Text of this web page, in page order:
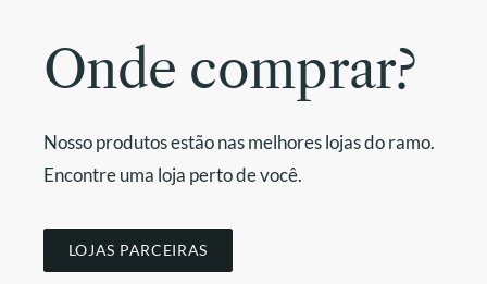
Onde comprar?
Nosso produtos estão nas melhores lojas do ramo.
Encontre uma loja perto de você.
LOJAS PARCEIRAS